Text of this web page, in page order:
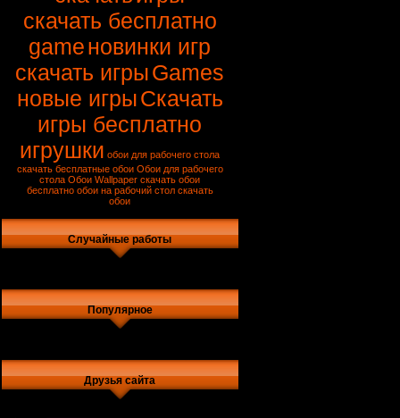
скачать бесплатно
gameновинки игр
скачать игрыGames
новые игрыСкачать
игры бесплатно
игрушки обои для рабочего стола
скачать бесплатные обои Обои для рабочего
стола Обои Wallpaper скачать обои
бесплатно обои на рабочий стол скачать
обои
Случайные работы
Популярное
Друзья сайта